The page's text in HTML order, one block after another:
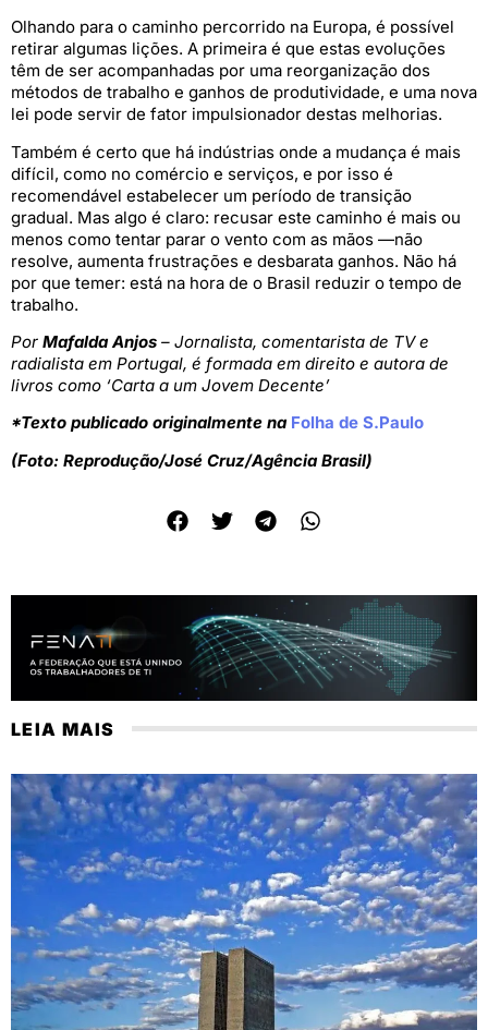
Olhando para o caminho percorrido na Europa, é possível
retirar algumas lições. A primeira é que estas evoluções
têm de ser acompanhadas por uma reorganização dos
métodos de trabalho e ganhos de produtividade, e uma nova
lei pode servir de fator impulsionador destas melhorias.
Também é certo que há indústrias onde a mudança é mais
difícil, como no comércio e serviços, e por isso é
recomendável estabelecer um período de transição
gradual. Mas algo é claro: recusar este caminho é mais ou
menos como tentar parar o vento com as mãos —não
resolve, aumenta frustrações e desbarata ganhos. Não há
por que temer: está na hora de o Brasil reduzir o tempo de
trabalho.
Por Mafalda Anjos – Jornalista, comentarista de TV e
radialista em Portugal, é formada em direito e autora de
livros como ‘Carta a um Jovem Decente’
*Texto publicado originalmente na Folha de S.Paulo
(Foto: Reprodução/José Cruz/Agência Brasil)
LEIA MAIS